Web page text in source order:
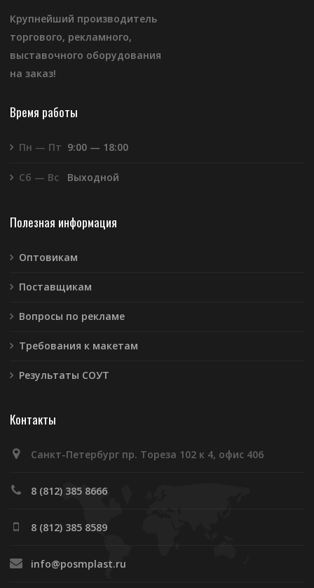
Крупнейший производитель
торгового, рекламного,
выставочного оборудования
на заказ!
Время работы
Пн — Пт 9:00 — 18:00
Сб — Вс Выходной
Полезная информация
Оптовикам
Поставщикам
Вопросы по рекламе
Требования к макетам
Результаты СОУТ
Контакты
Санкт-Петербург пр. Тореза 102 к 4, офис 406
8 (812) 385 8666
8 (812) 385 8589
info@posmplast.ru